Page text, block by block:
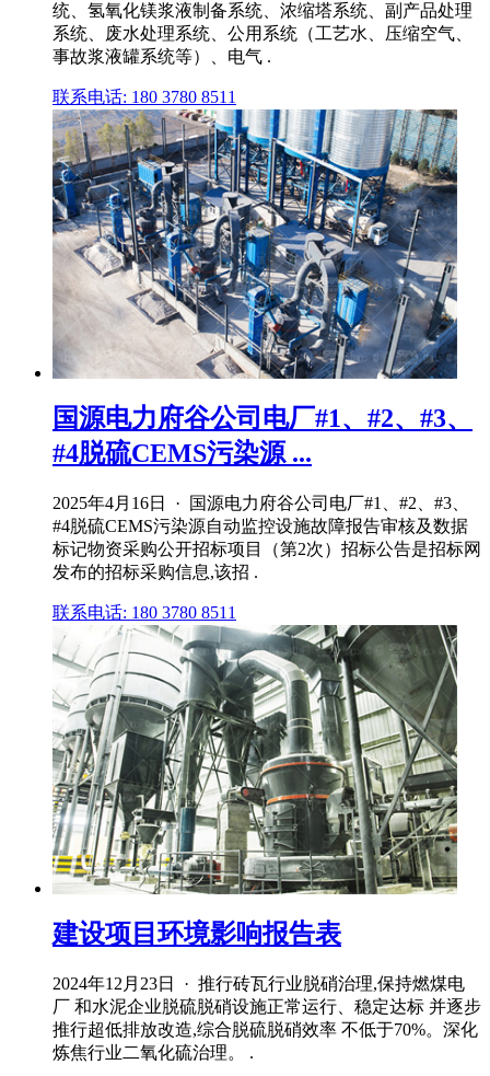
统、氢氧化镁浆液制备系统、浓缩塔系统、副产品处理
系统、废水处理系统、公用系统（工艺水、压缩空气、
事故浆液罐系统等）、电气 .
联系电话: 180 3780 8511
国源电力府谷公司电厂#1、#2、#3、
#4脱硫CEMS污染源 ...
2025年4月16日 · 国源电力府谷公司电厂#1、#2、#3、
#4脱硫CEMS污染源自动监控设施故障报告审核及数据
标记物资采购公开招标项目（第2次）招标公告是招标网
发布的招标采购信息,该招 .
联系电话: 180 3780 8511
建设项目环境影响报告表
2024年12月23日 · 推行砖瓦行业脱硝治理,保持燃煤电
厂 和水泥企业脱硫脱硝设施正常运行、稳定达标 并逐步
推行超低排放改造,综合脱硫脱硝效率 不低于70%。深化
炼焦行业二氧化硫治理。 .